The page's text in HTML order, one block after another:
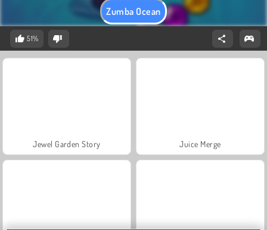
Zumba Ocean
51%
Jewel Garden Story Juice Merge